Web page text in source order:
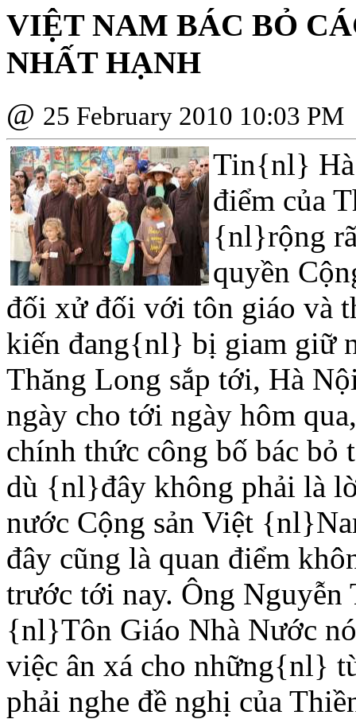
VIỆT NAM BÁC BỎ
NHẤT HẠNH
@ 25 February 2010 10:03 PM
Tin{nl} Hà
điểm của
{nl}rộng
quyền
đối xử đối với tôn giáo và
kiến đang{nl} bị giam giữ
Thăng Long sắp tới, Hà
ngày cho tới ngày hôm
chính thức công bố bác bỏ
dù {nl}đây không phải là
nước Cộng sản Việt
đây cũng là quan điểm
trước tới nay. Ông Nguyễn
{nl}Tôn Giáo Nhà Nước
việc ân xá cho những{nl}
phải nghe đề nghị của